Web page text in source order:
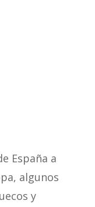
España a
algunos
y